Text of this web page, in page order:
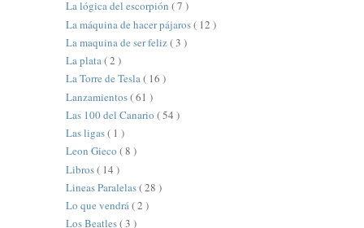
La lógica del escorpión ( 7 )
La máquina de hacer pájaros( 12 )
La maquina de ser feliz( 3 )
La plata( 2 )
La Torre de Tesla( 16 )
Lanzamientos( 61 )
Las 100 del Canario ( 54 )
Las ligas( 1 )
Leon Gieco ( 8 )
Libros( 14 )
Lineas Paralelas( 28 )
Lo que vendrá( 2 )
Los Beatles( 3 )